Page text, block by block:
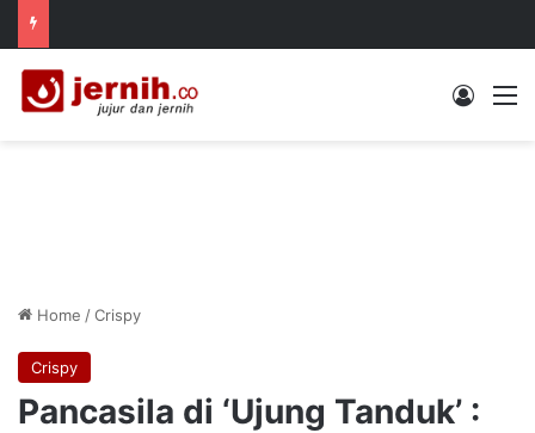
Log In
Home /Crispy
Crispy
Pancasila di ‘Ujung Tanduk’ :